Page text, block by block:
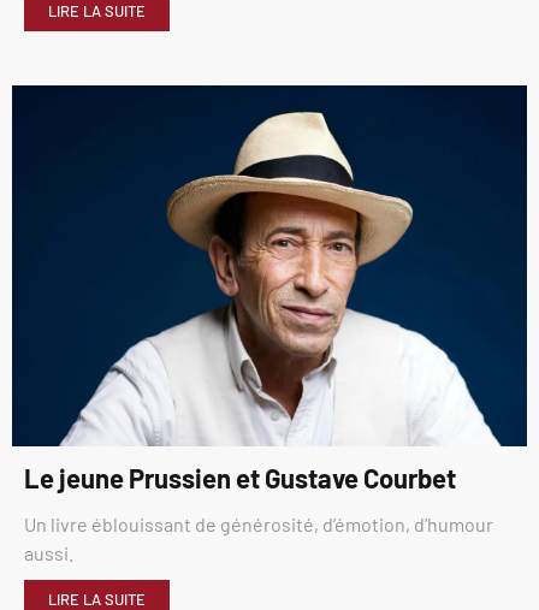
LIRE LA SUITE
Le jeune Prussien et Gustave Courbet
Un livre éblouissant de générosité, d’émotion, d’humour
aussi.
LIRE LA SUITE